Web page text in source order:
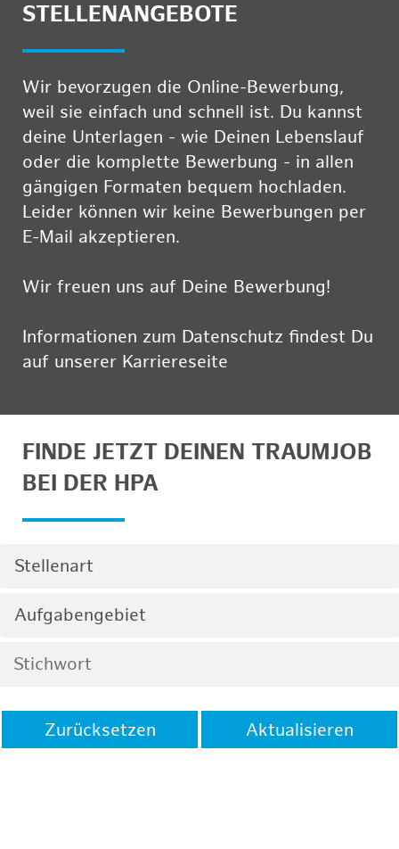
STELLENANGEBOTE
Wir bevorzugen die Online-Bewerbung,
weil sie einfach und schnell ist. Du kannst
deine Unterlagen - wie Deinen Lebenslauf
oder die komplette Bewerbung - in allen
gängigen Formaten bequem hochladen.
Leider können wir keine Bewerbungen per
E-Mail akzeptieren.
Wir freuen uns auf Deine Bewerbung!
Informationen zum Datenschutz findest Du
auf unserer Karriereseite
FINDE JETZT DEINEN TRAUMJOB
BEI DER HPA
Stellenart
Aufgabengebiet
Zurücksetzen Aktualisieren